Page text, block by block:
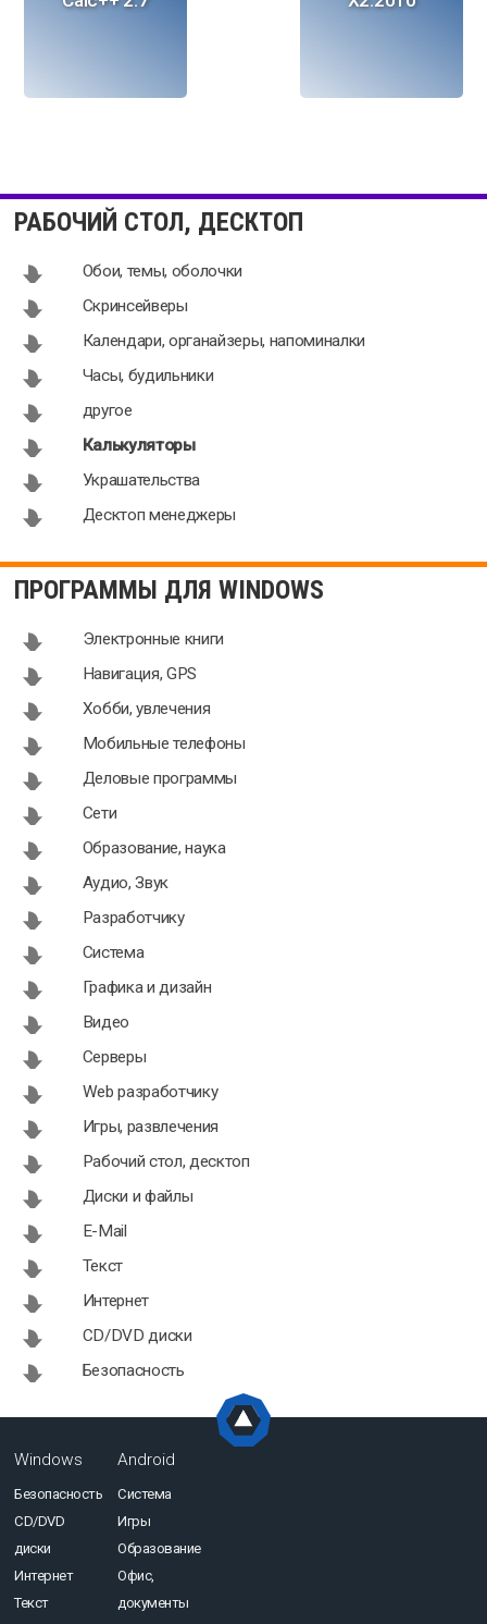
1.0
1.2.2
Трубный
2.0.4.0
РАБОЧИЙ СТОЛ, ДЕСКТОП
Обои, темы, оболочки
Скринсейверы
Календари, органайзеры, напоминалки
Часы, будильники
другое
Калькуляторы
Украшательства
Десктоп менеджеры
ПРОГРАММЫ ДЛЯ WINDOWS
Электронные книги
Навигация, GPS
Хобби, увлечения
Мобильные телефоны
Деловые программы
Сети
Образование, наука
Аудио, Звук
Разработчику
Система
Графика и дизайн
Видео
Серверы
Web разработчику
Игры, развлечения
Рабочий стол, десктоп
Диски и файлы
E-Mail
Текст
Интернет
CD/DVD диски
Безопасность
Windows
Безопасность
CD/DVD
диски
Интернет
Текст
Android
Система
Игры
Образование
Офис,
документы